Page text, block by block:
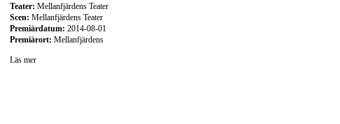
Teater: Mellanfjärdens Teater
Scen: Mellanfjärdens Teater
Premiärdatum: 2014-08-01
Premiärort: Mellanfjärdens
Läs mer